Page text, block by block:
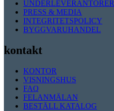
UNDERLEVERANTÖRER
PRESS & MEDIA
INTEGRITETSPOLICY
BYGGVARUHANDEL
kontakt
KONTOR
VISNINGSHUS
FAQ
FELANMÄLAN
BESTÄLL KATALOG